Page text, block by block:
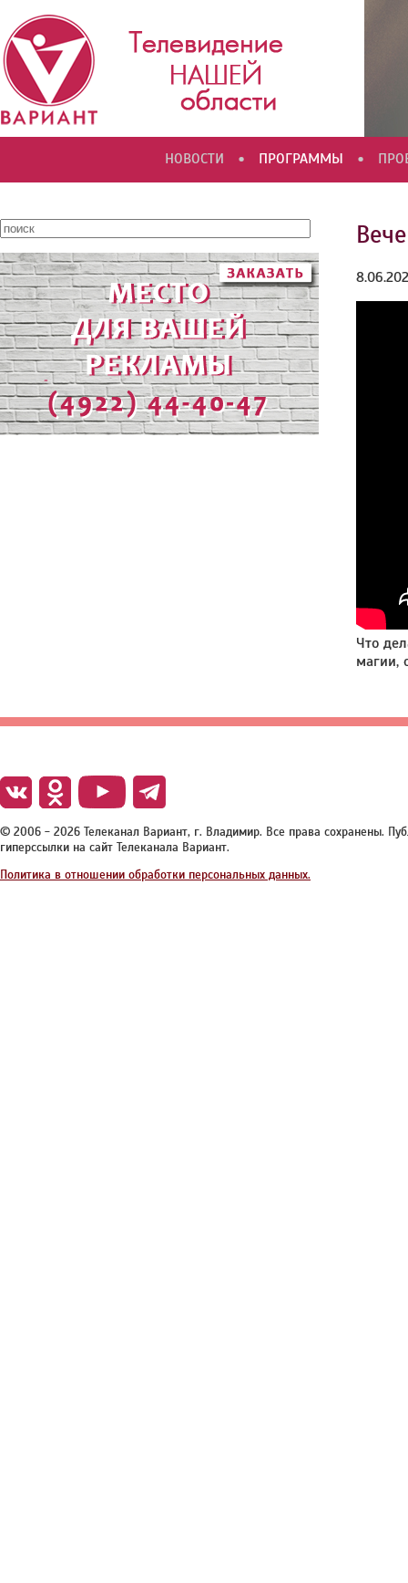
НОВОСТИ • ПРОГРАММЫ •
Что
магии,
© 2006 - 2026 Телеканал Вариант, г. Владимир. Все права сохранены.
гиперссылки на сайт Телеканала Вариант.
Политика в отношении обработки персональных данных.